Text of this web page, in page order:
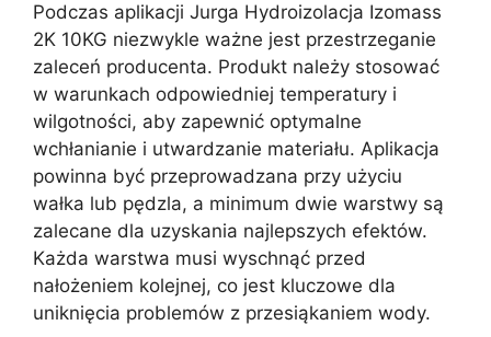
Podczas aplikacji Jurga Hydroizolacja Izomass
2K 10KG niezwykle ważne jest przestrzeganie
zaleceń producenta. Produkt należy stosować
w warunkach odpowiedniej temperatury i
wilgotności, aby zapewnić optymalne
wchłanianie i utwardzanie materiału. Aplikacja
powinna być przeprowadzana przy użyciu
wałka lub pędzla, a minimum dwie warstwy są
zalecane dla uzyskania najlepszych efektów.
Każda warstwa musi wyschnąć przed
nałożeniem kolejnej, co jest kluczowe dla
uniknięcia problemów z przesiąkaniem wody.